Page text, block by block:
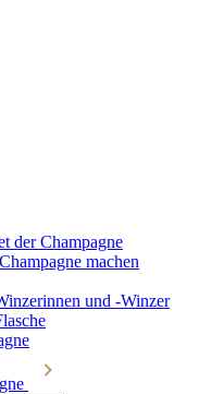
der Champagne
machen
und -Winzer